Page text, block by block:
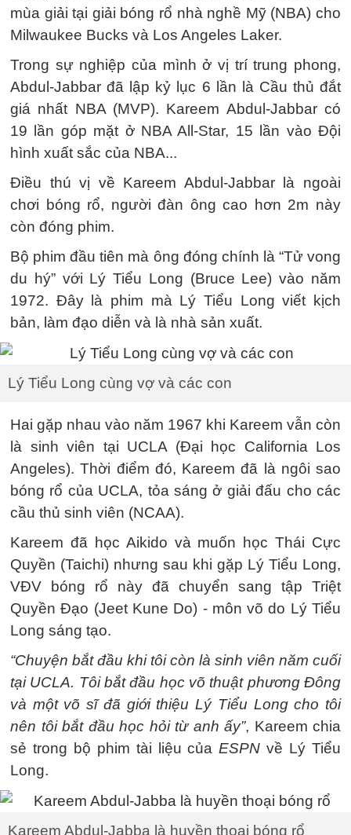
mùa giải tại giải bóng rổ nhà nghề Mỹ (NBA) cho
Milwaukee Bucks và Los Angeles Laker.
Trong sự nghiệp của mình ở vị trí trung phong,
Abdul-Jabbar đã lập kỷ lục 6 lần là Cầu thủ đắt
giá nhất NBA (MVP). Kareem Abdul-Jabbar có
19 lần góp mặt ở NBA All-Star, 15 lần vào Đội
hình xuất sắc của NBA...
Điều thú vị về Kareem Abdul-Jabbar là ngoài
chơi bóng rổ, người đàn ông cao hơn 2m này
còn đóng phim.
Bộ phim đầu tiên mà ông đóng chính là “Tử vong
du hý” với Lý Tiểu Long (Bruce Lee) vào năm
1972. Đây là phim mà Lý Tiểu Long viết kịch
bản, làm đạo diễn và là nhà sản xuất.
Lý Tiểu Long cùng vợ và các con
Hai gặp nhau vào năm 1967 khi Kareem vẫn còn
là sinh viên tại UCLA (Đại học California Los
Angeles). Thời điểm đó, Kareem đã là ngôi sao
bóng rổ của UCLA, tỏa sáng ở giải đấu cho các
cầu thủ sinh viên (NCAA).
Kareem đã học Aikido và muốn học Thái Cực
Quyền (Taichi) nhưng sau khi gặp Lý Tiểu Long,
VĐV bóng rổ này đã chuyển sang tập Triệt
Quyền Đạo (Jeet Kune Do) - môn võ do Lý Tiểu
Long sáng tạo.
“Chuyện bắt đầu khi tôi còn là sinh viên năm cuối
tại UCLA. Tôi bắt đầu học võ thuật phương Đông
và một võ sĩ đã giới thiệu Lý Tiểu Long cho tôi
nên tôi bắt đầu học hỏi từ anh ấy”, Kareem chia
sẻ trong bộ phim tài liệu củaESPN về Lý Tiểu
Long.
Kareem Abdul-Jabba là huyền thoại bóng rổ